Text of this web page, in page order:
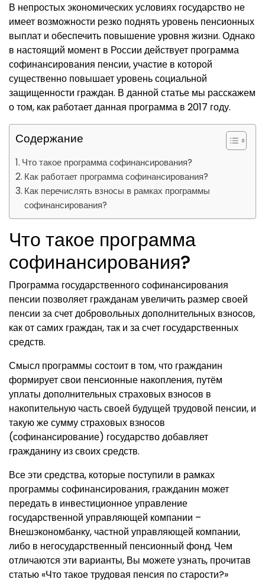
В непростых экономических условиях государство не
имеет возможности резко поднять уровень пенсионных
выплат и обеспечить повышение уровня жизни. Однако
в настоящий момент в России действует программа
софинансирования пенсии, участие в которой
существенно повышает уровень социальной
защищенности граждан. В данной статье мы расскажем
о том, как работает данная программа в 2017 году.
Содержание
Что такое программа софинансирования?
Как работает программа софинансирования?
Как перечислять взносы в рамках программы
софинансирования?
Что такое программа
софинансирования?
Программа государственного софинансирования
пенсии позволяет гражданам увеличить размер своей
пенсии за счет добровольных дополнительных взносов,
как от самих граждан, так и за счет государственных
средств.
Смысл программы состоит в том, что гражданин
формирует свои пенсионные накопления, путём
уплаты дополнительных страховых взносов в
накопительную часть своей будущей трудовой пенсии, и
такую же сумму страховых взносов
(софинансирование) государство добавляет
гражданину из своих средств.
Все эти средства, которые поступили в рамках
программы софинансирования, гражданин может
передать в инвестиционное управление
государственной управляющей компании –
Внешэкономбанку, частной управляющей компании,
либо в негосударственный пенсионный фонд. Чем
отличаются эти варианты, Вы можете узнать, прочитав
статью «Что такое трудовая пенсия по старости?»